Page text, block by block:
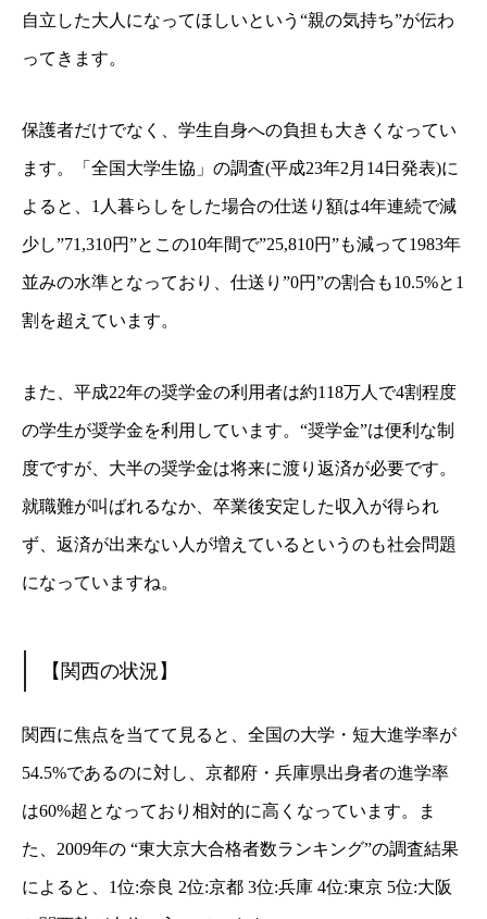
自立した大人になってほしいという“親の気持ち”が伝わ
ってきます。
保護者だけでなく、学生自身への負担も大きくなってい
ます。「全国大学生協」の調査(平成23年2月14日発表)に
よると、1人暮らしをした場合の仕送り額は4年連続で減
少し”71,310円”とこの10年間で”25,810円”も減って1983年
並みの水準となっており、仕送り”0円”の割合も10.5%と1
割を超えています。
また、平成22年の奨学金の利用者は約118万人で4割程度
の学生が奨学金を利用しています。“奨学金”は便利な制
度ですが、大半の奨学金は将来に渡り返済が必要です。
就職難が叫ばれるなか、卒業後安定した収入が得られ
ず、返済が出来ない人が増えているというのも社会問題
になっていますね。
【関西の状況】
関西に焦点を当てて見ると、全国の大学・短大進学率が
54.5%であるのに対し、京都府・兵庫県出身者の進学率
は60%超となっており相対的に高くなっています。ま
た、2009年の “東大京大合格者数ランキング”の調査結果
によると、1位:奈良 2位:京都 3位:兵庫 4位:東京 5位:大阪